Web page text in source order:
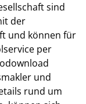
sind
der
und können für
per
und
rund um